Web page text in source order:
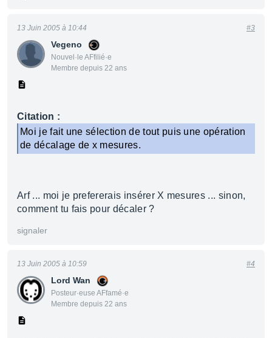
Vegeno
Nouvel·le AFfilié·e
Membre depuis 22 ans
13 Juin 2005 à 10:44 #3
Citation :
Moi je fait une sélection de tout puis une opération
de décalage de x mesures.
Arf ... moi je prefererais insérer X mesures ... sinon,
comment tu fais pour décaler ?
signaler
Lord Wan
Posteur·euse AFfamé·e
Membre depuis 22 ans
13 Juin 2005 à 10:59 #4